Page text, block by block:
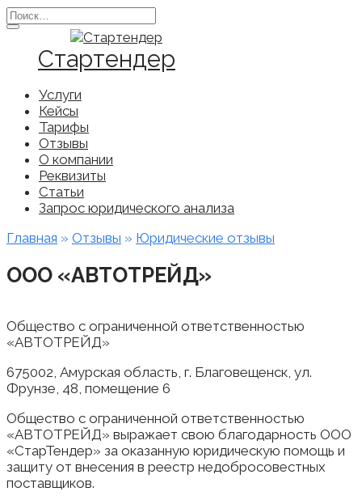
Перейти
к
содержанию
Search
for:
Стартендер
Услуги
Кейсы
Тарифы
Отзывы
О компании
Реквизиты
Статьи
Запрос юридического анализа
Главная » Отзывы » Юридические отзывы
ООО «АВТОТРЕЙД»
Общество с ограниченной ответственностью
«АВТОТРЕЙД»
675002, Амурская область, г. Благовещенск, ул.
Фрунзе, 48, помещение 6
Общество с ограниченной ответственностью
«АВТОТРЕЙД» выражает свою благодарность ООО
«СтарТендер» за оказанную юридическую помощь и
защиту от внесения в реестр недобросовестных
поставщиков.